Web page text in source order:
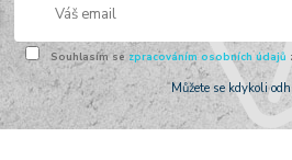
Souhlasím se zpracováním osobních údajů
Můžete se kdykoli